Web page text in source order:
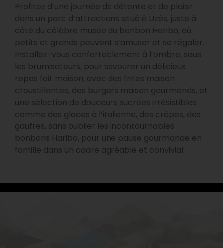
Profitez d’une journée de détente et de plaisir
dans un parc d’attractions situé à Uzès, juste à
côté du célèbre musée du bonbon Haribo, où
petits et grands peuvent s’amuser et se régaler.
Installez-vous confortablement à l’ombre, sous
les brumisateurs, pour savourer un délicieux
repas fait maison, avec des frites maison
croustillantes, des burgers maison gourmands, et
une sélection de douceurs sucrées irrésistibles
comme des glaces à l’italienne, des crêpes, des
gaufres, sans oublier les incontournables
bonbons Haribo, pour une pause gourmande en
famille dans un cadre agréable et convivial.